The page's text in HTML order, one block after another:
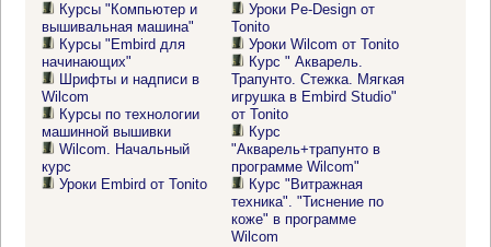
Курсы "Компьютер и
вышивальная машина"
Курсы "Embird для
начинающих"
Шрифты и надписи в
Wilcom
Курсы по технологии
машинной вышивки
Wilcom. Начальный
курс
Уроки Embird от Tonito
Уроки Pe-Design от
Tonito
Уроки Wilcom от Tonito
Курс " Акварель.
Трапунто. Стежка. Мягкая
игрушка в Embird Studio"
от Tonito
Курс
"Акварель+трапунто в
программе Wilcom"
Курс "Витражная
техника". "Тиснение по
коже" в программе
Wilcom